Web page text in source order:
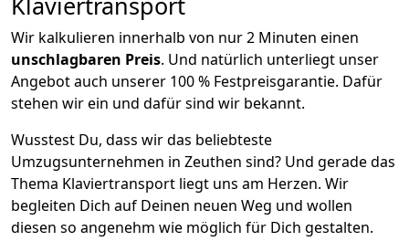
Wir kalkulieren innerhalb von nur 2 Minuten einen
unschlagbaren Preis. Und natürlich unterliegt unser
Angebot auch unserer 100 % Festpreisgarantie. Dafür
stehen wir ein und dafür sind wir bekannt.
Wusstest Du, dass wir das beliebteste
Umzugsunternehmen in Zeuthen sind? Und gerade das
Thema Klaviertransport liegt uns am Herzen. Wir
begleiten Dich auf Deinen neuen Weg und wollen
diesen so angenehm wie möglich für Dich gestalten.